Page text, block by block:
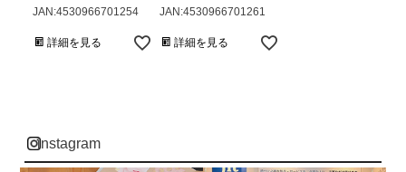
JAN:4530966701254
詳細を見る
JAN:4530966701261
詳細を見る
instagram